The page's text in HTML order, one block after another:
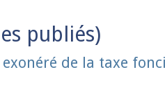
de la taxe